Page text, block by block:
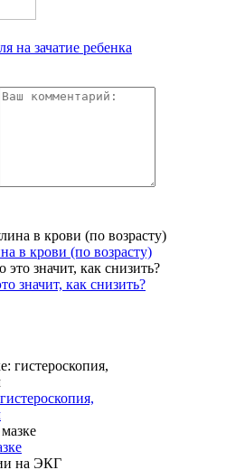
на зачатие ребенка
в крови (по возрасту)
значит, как снизить?